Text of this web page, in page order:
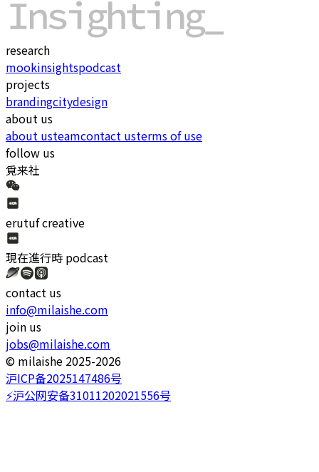
research
mookinsightspodcast
projects
brandingcitydesign
about us
about usteamcontact usterms of use
follow us
覓来社
erutuf creative
現在進行時 podcast
contact us
info@milaishe.com
join us
jobs@milaishe.com
©️ milaishe 2025-2026
沪ICP备2025147486号
⚡️沪公网安备31011202021556号